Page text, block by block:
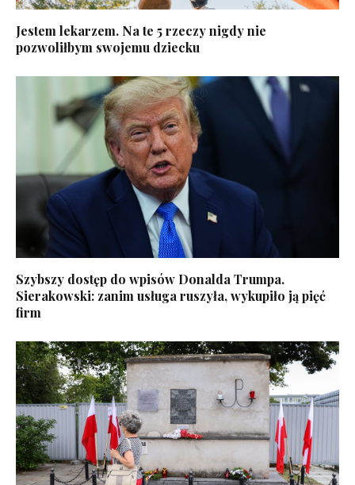
Jestem lekarzem. Na te 5 rzeczy nigdy nie
pozwoliłbym swojemu dziecku
Szybszy dostęp do wpisów Donalda Trumpa.
Sierakowski: zanim usługa ruszyła, wykupiło ją pięć
firm